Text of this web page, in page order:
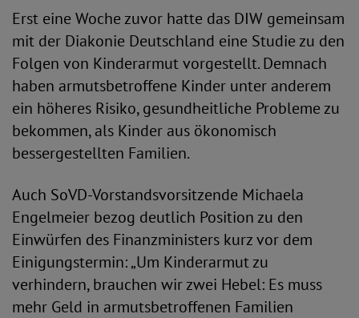
Erst eine Woche zuvor hatte das DIW gemeinsam
mit der Diakonie Deutschland eine Studie zu den
Folgen von Kinderarmut vorgestellt. Demnach
haben armutsbetroffene Kinder unter anderem
ein höheres Risiko, gesundheitliche Probleme zu
bekommen, als Kinder aus ökonomisch
bessergestellten Familien.
Auch SoVD-Vorstandsvorsitzende Michaela
Engelmeier bezog deutlich Position zu den
Einwürfen des Finanzministers kurz vor dem
Einigungstermin: „Um Kinderarmut zu
verhindern, brauchen wir zwei Hebel: Es muss
mehr Geld in armutsbetroffenen Familien